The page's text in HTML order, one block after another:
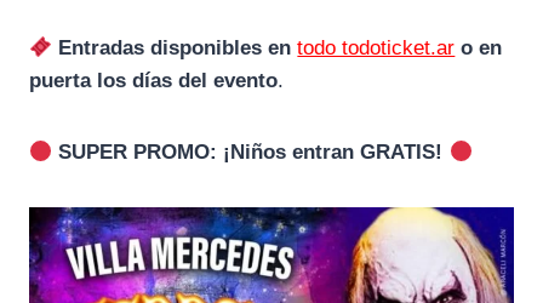
Entradas disponibles en todo todoticket.ar o en
puerta los días del evento.
SUPER PROMO: ¡Niños entran GRATIS!